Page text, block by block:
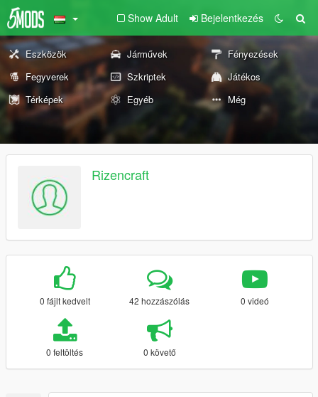
Show Adult Bejelentkezés
Eszközök Járművek
Fényezések
Fegyverek
Szkriptek
Játékos
Térképek
Egyéb Még
Rizencraft
0 fájlt kedvelt 42 hozzászólás 0 videó
0 feltöltés 0 követő